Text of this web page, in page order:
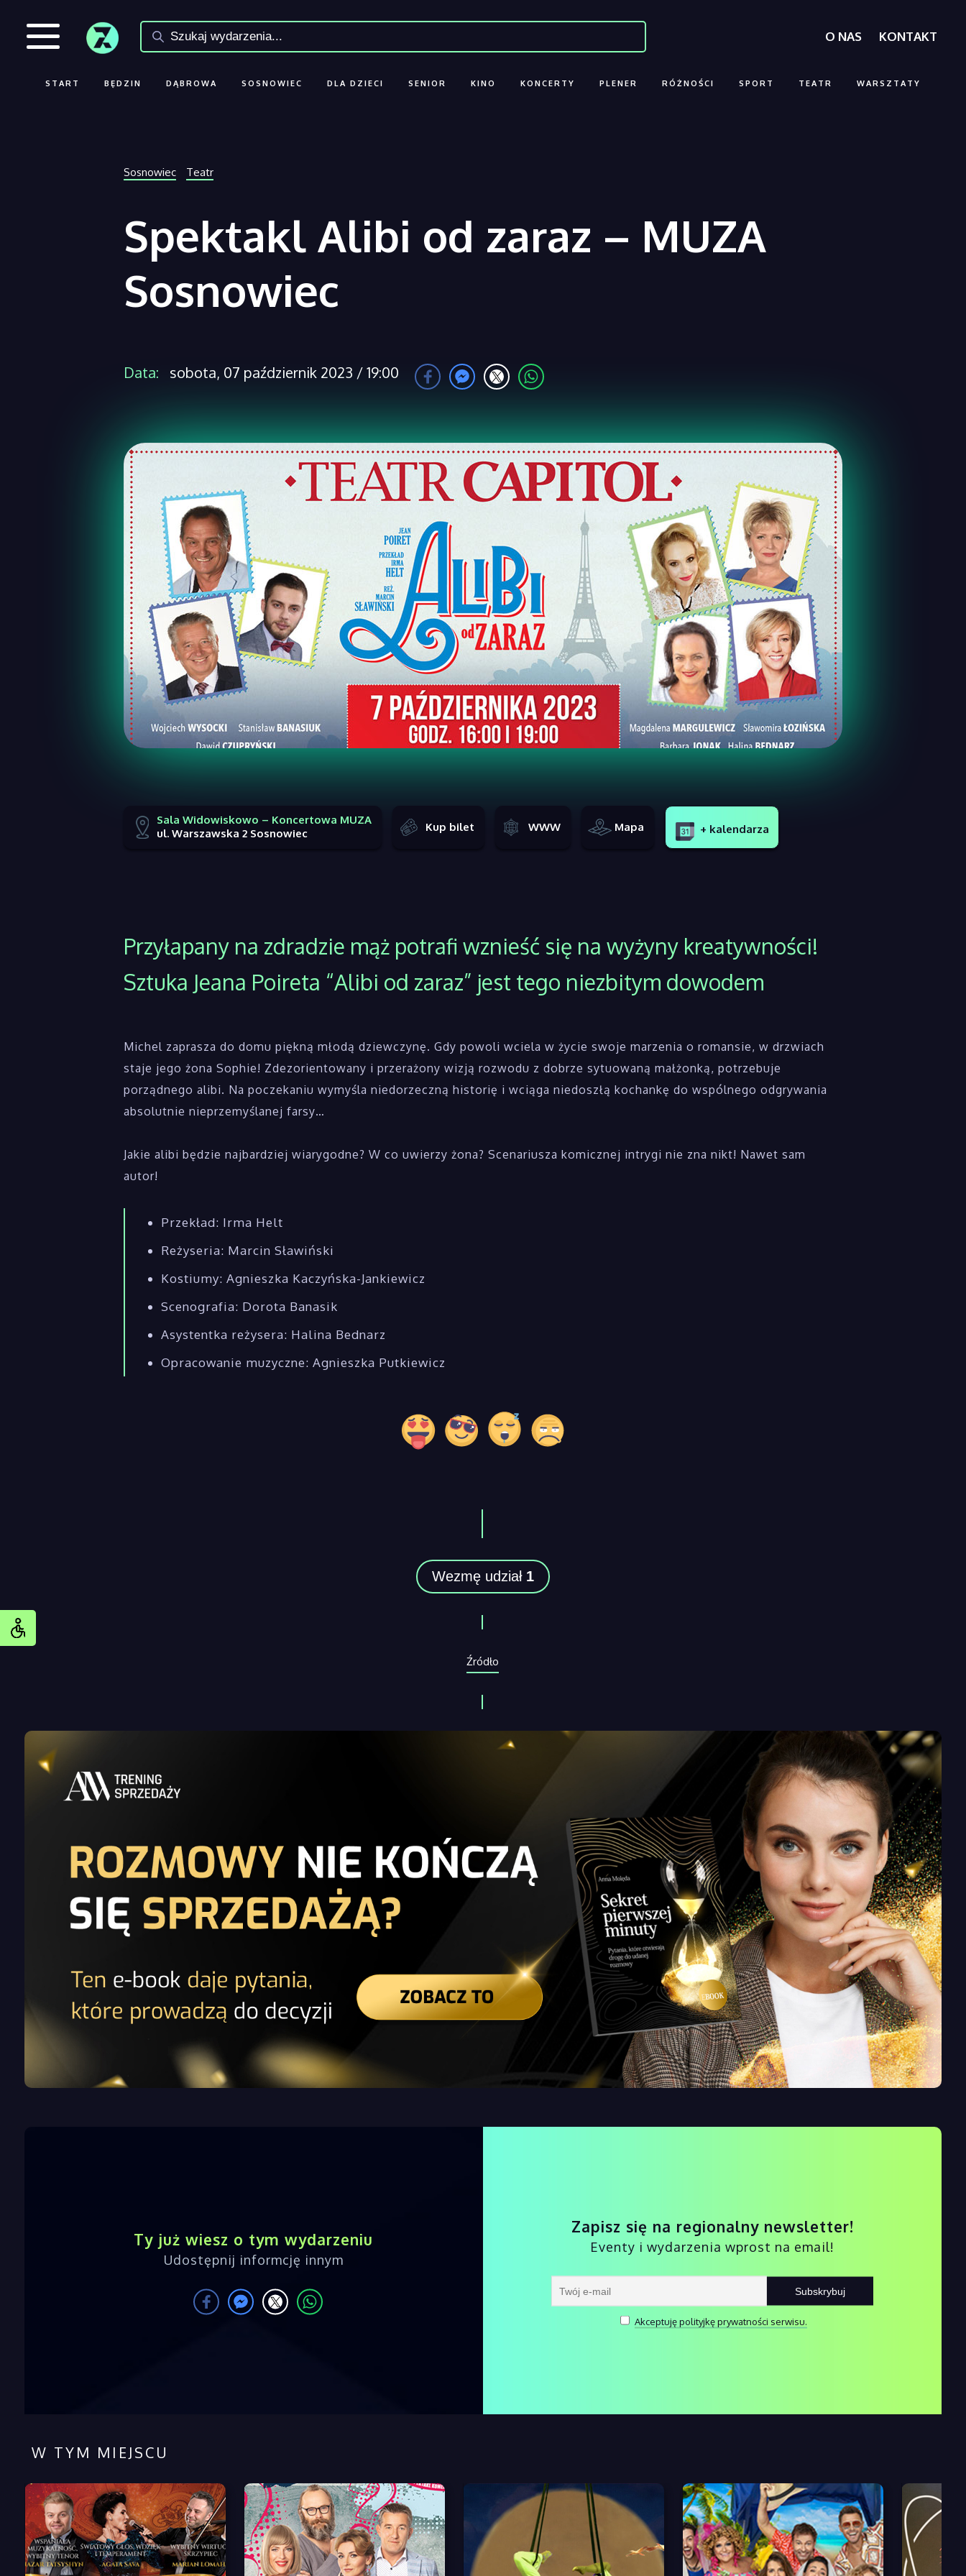
O NAS KONTAKT
START BĘDZIN DĄBROWA SOSNOWIEC DLA DZIECI SENIOR KINO KONCERTY PLENER RÓŻNOŚCI SPORT TEATR WARSZTATY
Sosnowiec Teatr
Spektakl Alibi od zaraz – MUZA
Sosnowiec
Data: sobota, 07 październik 2023 / 19:00
Sala Widowiskowo – Koncertowa MUZA
ul. Warszawska 2 Sosnowiec
Kup bilet WWW Mapa + kalendarza
Przyłapany na zdradzie mąż potrafi wznieść się na wyżyny kreatywności!
Sztuka Jeana Poireta “Alibi od zaraz” jest tego niezbitym dowodem
Michel zaprasza do domu piękną młodą dziewczynę. Gdy powoli wciela w życie swoje marzenia o romansie, w drzwiach
staje jego żona Sophie! Zdezorientowany i przerażony wizją rozwodu z dobrze sytuowaną małżonką, potrzebuje
porządnego alibi. Na poczekaniu wymyśla niedorzeczną historię i wciąga niedoszłą kochankę do wspólnego odgrywania
absolutnie nieprzemyślanej farsy…
Jakie alibi będzie najbardziej wiarygodne? W co uwierzy żona? Scenariusza komicznej intrygi nie zna nikt! Nawet sam
autor!
Przekład: Irma Helt
Reżyseria: Marcin Sławiński
Kostiumy: Agnieszka Kaczyńska-Jankiewicz
Scenografia: Dorota Banasik
Asystentka reżysera: Halina Bednarz
Opracowanie muzyczne: Agnieszka Putkiewicz
Wezmę udział 1
Źródło
Ty już wiesz o tym wydarzeniu
Udostępnij informcję innym
Zapisz się na regionalny newsletter!
Eventy i wydarzenia wprost na email!
Akceptuję polityjkę prywatności serwisu.
W TYM MIEJSCU